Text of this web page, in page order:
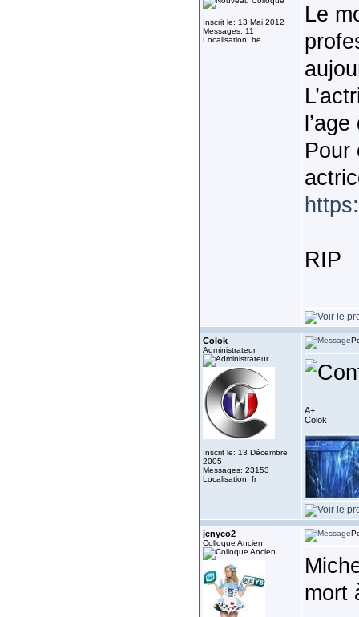
Inscrit le: 13 Mai 2012
Messages: 11
Localisation: be
Le
Pour
RIP
Colok
Administrateur
Inscrit le: 13 Décembre
2005
Messages: 23153
Localisation: fr
A+
Colok
jenyco2
Colloque Ancien
mort